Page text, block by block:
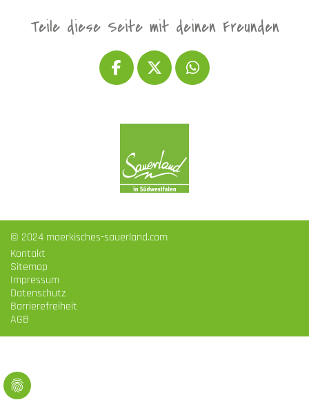
Teile diese Seite mit deinen Freunden
© 2024 maerkisches-sauerland.com
Kontakt
Sitemap
Impressum
Datenschutz
Barrierefreiheit
AGB